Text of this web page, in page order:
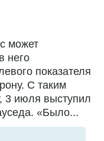
может
него
показателя
С таким
3 июля выступил
«Было...